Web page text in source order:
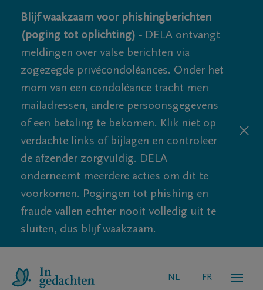
Blijf waakzaam voor phishingberichten
(poging tot oplichting) - DELA ontvangt
meldingen over valse berichten via
zogezegde privécondoléances. Onder het
mom van een condoléance tracht men
mailadressen, andere persoonsgegevens
of een betaling te bekomen. Klik niet op
verdachte links of bijlagen en controleer
de afzender zorgvuldig. DELA
onderneemt meerdere acties om dit te
voorkomen. Pogingen tot phishing en
fraude vallen echter nooit volledig uit te
sluiten, dus blijf waakzaam.
NL FR